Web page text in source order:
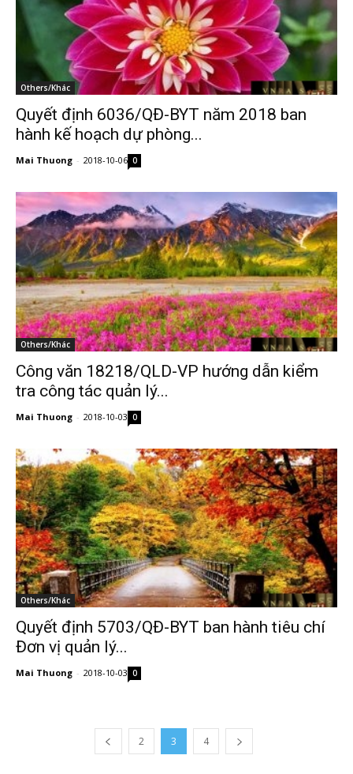
Others/Khác
Quyết định 6036/QĐ-BYT năm 2018 ban
hành kế hoạch dự phòng...
Mai Thuong - 2018-10-06 0
Others/Khác
Công văn 18218/QLD-VP hướng dẫn kiểm
tra công tác quản lý...
Mai Thuong - 2018-10-03 0
Others/Khác
Quyết định 5703/QĐ-BYT ban hành tiêu chí
Đơn vị quản lý...
Mai Thuong - 2018-10-03 0
2 3 4